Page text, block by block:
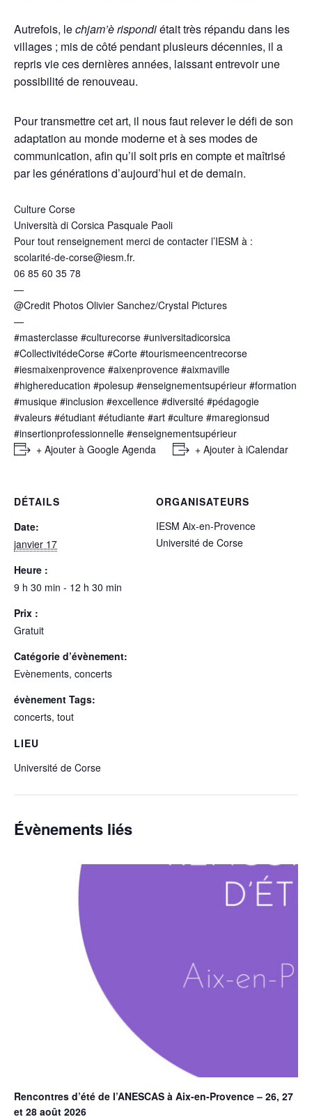
Autrefois, lechjam’è rispondiétait très répandu dans les
villages ; mis de côté pendant plusieurs décennies, il a
repris vie ces dernières années, laissant entrevoir une
possibilité de renouveau.
Pour transmettre cet art, il nous faut relever le défi de son
adaptation au monde moderne et à ses modes de
communication, afin qu’il soit pris en compte et maîtrisé
par les générations d’aujourd’hui et de demain.
Culture Corse
Università di Corsica Pasquale Paoli
Pour tout renseignement merci de contacter l’IESM à :
scolarité-de-corse@iesm.fr.
06 85 60 35 78
—
@Credit Photos Olivier Sanchez/Crystal Pictures
—
#masterclasse #culturecorse #universitadicorsica
#CollectivitédeCorse #Corte #tourismeencentrecorse
#iesmaixenprovence #aixenprovence #aixmaville
#highereducation #polesup #enseignementsupérieur #formation
#musique #inclusion #excellence #diversité #pédagogie
#valeurs #étudiant #étudiante #art #culture #maregionsud
#insertionprofessionnelle #enseignementsupérieur
+ Ajouter à Google Agenda
+ Ajouter à iCalendar
DÉTAILS
Date:
janvier 17
Heure :
9 h 30 min - 12 h 30 min
Prix :
Gratuit
Catégorie d’évènement:
Evènements, concerts
évènement Tags:
concerts, tout
LIEU
Université de Corse
ORGANISATEURS
IESM Aix-en-Provence
Université de Corse
Évènements liés
Rencontres d’été de l’ANESCAS à Aix-en-Provence – 26, 27
et 28 août 2026